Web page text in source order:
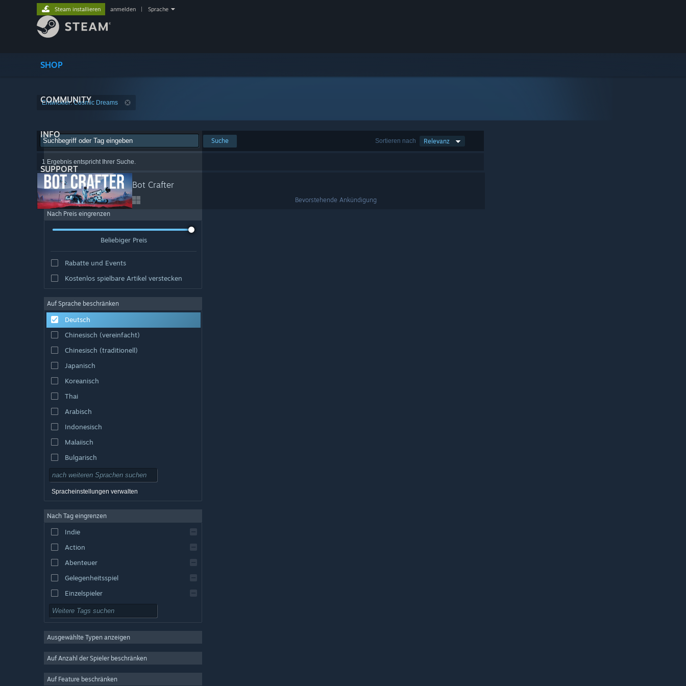
SHOP
COMMUNITY
INFO
SUPPORT
Steam installieren anmelden Sprache
Entwickler: Cosmic Dreams
Sortieren nach Relevanz
Suche
1 Ergebnis entspricht Ihrer Suche.
Bot Crafter
Bevorstehende Ankündigung
Nach Preis eingrenzen
Beliebiger Preis
Rabatte und Events
Kostenlos spielbare Artikel verstecken
Auf Sprache beschränken
Deutsch
Chinesisch (vereinfacht)
Chinesisch (traditionell)
Japanisch
Koreanisch
Thai
Arabisch
Indonesisch
Malaiisch
Bulgarisch
Tschechisch
Dänisch
Spanisch – Spanien
Spanisch – Lateinamerika
Griechisch
Spracheinstellungen verwalten
Nach Tag eingrenzen
Indie
Action
Abenteuer
Gelegenheitsspiel
Einzelspieler
Simulation
Strategie
2D
Ausgewählte Typen anzeigen
Auf Anzahl der Spieler beschränken
Auf Feature beschränken